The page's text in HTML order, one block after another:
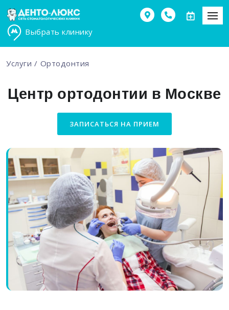
Выбрать клинику
Услуги Ортодонтия
Центр ортодонтии в Москве
ЗАПИСАТЬСЯ НА ПРИЕМ